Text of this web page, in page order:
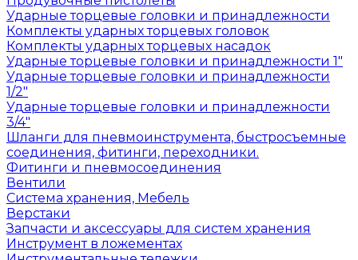
Ударные торцевые головки и принадлежности
Комплекты ударных торцевых головок
Комплекты ударных торцевых насадок
Ударные торцевые головки и принадлежности 1"
Ударные торцевые головки и принадлежности
1/2"
Ударные торцевые головки и принадлежности
3/4"
Шланги для пневмоинструмента, быстросъемные
соединения, фитинги, переходники.
Фитинги и пневмосоединения
Вентили
Система хранения, Мебель
Верстаки
Запчасти и аксессуары для систем хранения
Инструмент в ложементах